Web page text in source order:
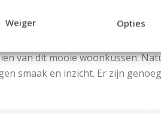
Weiger Opties
op de knop “Patroon kijken”.
van dit mooie woonkussen.
smaak en inzicht. Er zijn